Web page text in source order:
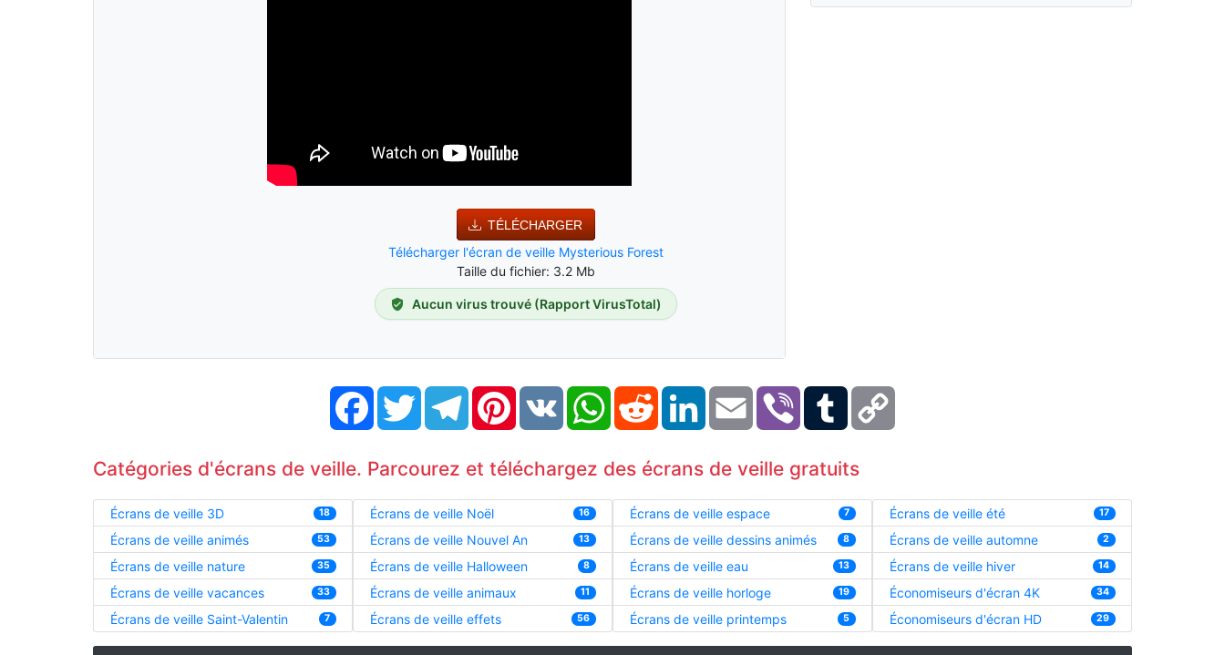
TÉLÉCHARGER
Télécharger l'écran de veille Mysterious Forest
Taille du fichier: 3.2 Mb
Aucun virus trouvé (Rapport VirusTotal)
FacebookTwitter TelegramPinterestVK WhatsAppReddit LinkedIn Email Viber Tumblr
Catégories d'écrans de veille. Parcourez et téléchargez des écrans de veille gratuits
Écrans de veille 3D 18
Écrans de veille animés 53
Écrans de veille nature 35
Écrans de veille vacances 33
Écrans de veille Saint-Valentin 7
Écrans de veille Noël 16
Écrans de veille Nouvel An 13
Écrans de veille Halloween 8
Écrans de veille animaux 11
Écrans de veille effets 56
Écrans de veille espace 7
Écrans de veille dessins animés 8
Écrans de veille eau 13
Écrans de veille horloge 19
Écrans de veille printemps 5
Écrans de veille été 17
Écrans de veille automne 2
Écrans de veille hiver 14
Économiseurs d'écran 4K 34
Économiseurs d'écran HD 29